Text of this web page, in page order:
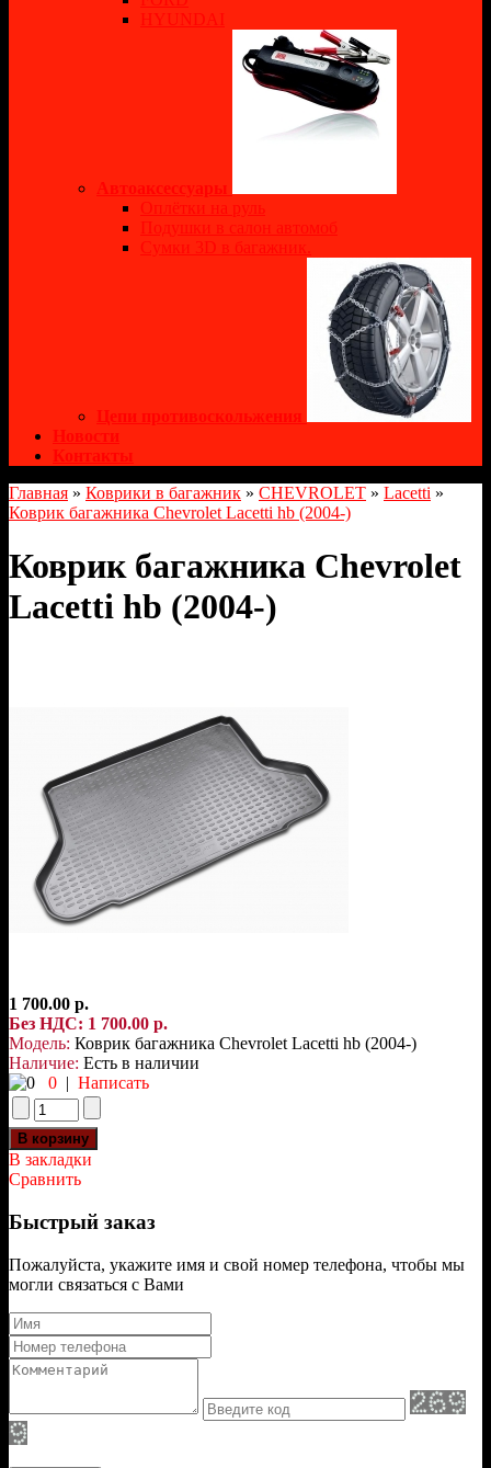
HYUNDAI
Автоаксессуары
Оплётки на руль
Подушки в салон автомоб
Сумки 3D в багажник.
Цепи противоскольжения
Новости
Контакты
Главная » Коврики в багажник » CHEVROLET » Lacetti »
Коврик багажника Chevrolet Lаcetti hb (2004-)
Коврик багажника Chevrolet
Lаcetti hb (2004-)
1 700.00 р.
Без НДС: 1 700.00 р.
Модель: Коврик багажника Chevrolet Lаcetti hb (2004-)
Наличие: Есть в наличии
0 | Написать
В закладки
Сравнить
Быстрый заказ
Пожалуйста, укажите имя и свой номер телефона, чтобы мы
могли связаться с Вами